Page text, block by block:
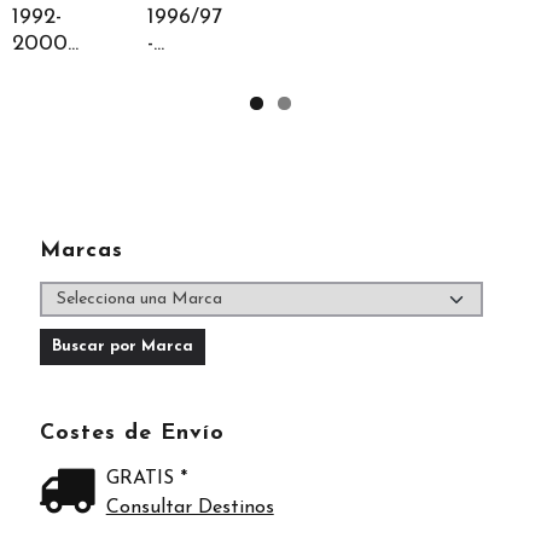
Marcas
Costes de Envío
GRATIS *
Consultar Destinos
1992-
2000...
1996/97
-...